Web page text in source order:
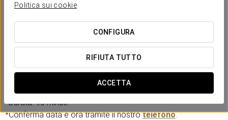
Politica sui cookie
CONFIGURA
RIFIUTA TUTTO
ACCETTA
Pulizia del viso
Trattamento viso completo che include pulizia con
estrazione seguita da idratazione e rigenerazione della pelle.
Aggiungi questo trattamento durante il processo di
prenotazione del tuo soggiorno per poterne usufruire.
*Durata: 90 minuti.
*Conferma data e ora tramite il nostrotelefono.